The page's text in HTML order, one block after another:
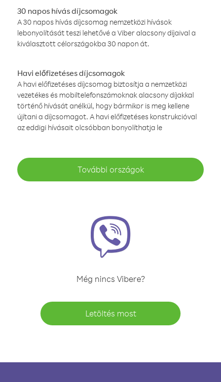
30 napos hívás díjcsomagok
A 30 napos hívás díjcsomag nemzetközi hívások
lebonyolítását teszi lehetővé a Viber alacsony díjaival a
kiválasztott célországokba 30 napon át.
Havi előfizetéses díjcsomagok
A havi előfizetéses díjcsomag biztosítja a nemzetközi
vezetékes és mobiltelefonszámoknak alacsony díjakkal
történő hívását anélkül, hogy bármikor is meg kellene
újítani a díjcsomagot. A havi előfizetéses konstrukcióval
az eddigi hívásait olcsóbban bonyolíthatja le
További országok
Még nincs Vibere?
Letöltés most